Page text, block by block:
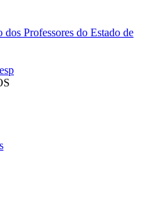
Professores do Estado de